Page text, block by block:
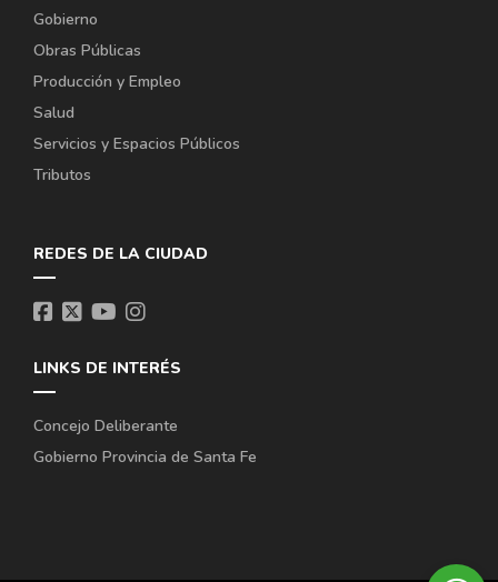
Gobierno
Obras Públicas
Producción y Empleo
Salud
Servicios y Espacios Públicos
Tributos
REDES DE LA CIUDAD
LINKS DE INTERÉS
Concejo Deliberante
Gobierno Provincia de Santa Fe